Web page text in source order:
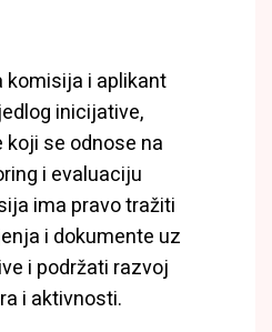
komisija i aplikant
inicijative,
se odnose na
i evaluaciju
ima pravo tražiti
i dokumente uz
i podržati razvoj
i aktivnosti.